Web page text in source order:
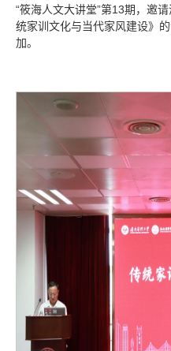
“筱海人文大讲堂”第13期，邀
统家训文化与当代家风建设》
加。